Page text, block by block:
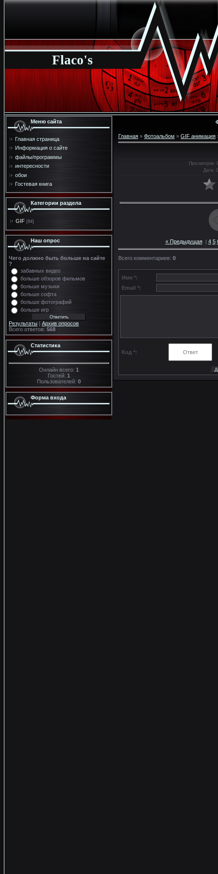
Flaco's
Меню сайта
Главная страница
Информация о сайте
файлы/программы
интересности
обои
Гостевая книга
Категории раздела
GIF [84]
Наш опрос
Чего должно быть больше на сайте
?
забавных видео
больше обзоров фильмов
больше музыки
больше софта
больше фотографий
больше игр
Результаты | Архив опросов
Всего ответов: 568
Статистика
Онлайн всего: 1
Гостей: 1
Пользователей: 0
Форма входа
Главная » Фотоальбом » GIF анимация
Просмотров:
Дата :
« Предыдущая| 4 5
Всего комментариев: 0
Имя *:
Email *:
Код *: